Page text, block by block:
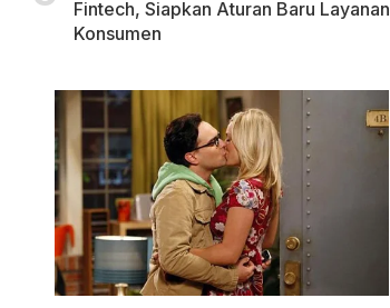
Fintech, Siapkan Aturan Baru Layanan
Konsumen